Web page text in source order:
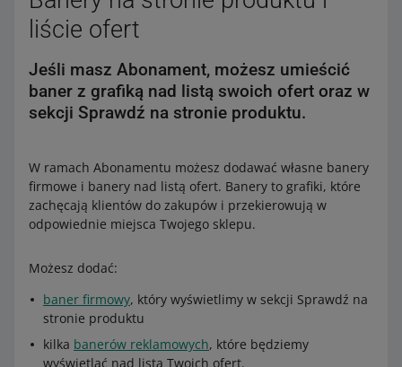
liście ofert
Jeśli masz Abonament, możesz umieścić
baner z grafiką nad listą swoich ofert oraz w
sekcji Sprawdź na stronie produktu.
W ramach Abonamentu możesz dodawać własne banery
firmowe i banery nad listą ofert. Banery to grafiki, które
zachęcają klientów do zakupów i przekierowują w
odpowiednie miejsca Twojego sklepu.
Możesz dodać:
baner firmowy, który wyświetlimy w sekcji Sprawdź na
stronie produktu
kilka banerów reklamowych, które będziemy
wyświetlać nad listą Twoich ofert.